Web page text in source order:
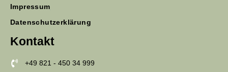
Impressum
Datenschutzerklärung
Kontakt
+49 821 - 450 34 999